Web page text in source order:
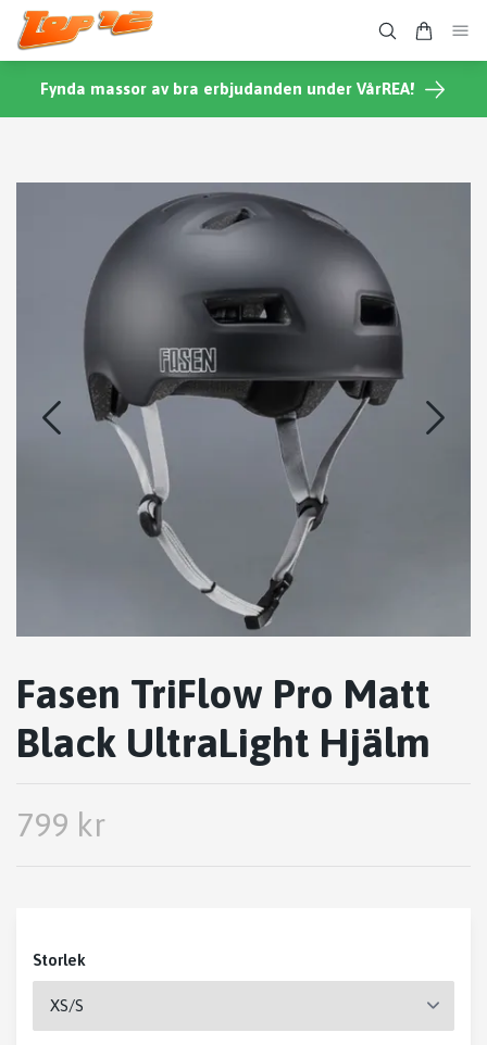
Fynda massor av bra erbjudanden under VårREA!
Fasen TriFlow Pro Matt
Black UltraLight Hjälm
799 kr
Storlek